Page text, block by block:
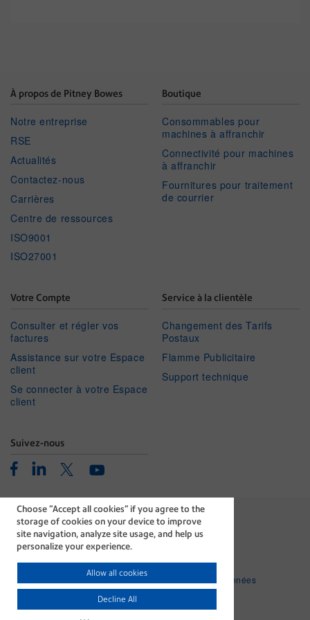
Choose “Accept all cookies" if you agree to the
storage of cookies on your device to improve
site navigation, analyze site usage, and help us
personalize your experience.
Allow all cookies
Decline All
À propos de Pitney Bowes
Notre entreprise
RSE
Actualités
Contactez-nous
Carrières
Centre de ressources
ISO9001
ISO27001
Boutique
Consommables pour
machines à affranchir
Connectivité pour machines
à affranchir
Fournitures pour traitement
de courrier
Votre Compte
Consulter et régler vos
factures
Assistance sur votre Espace
client
Se connecter à votre Espace
client
Service à la clientèle
Changement des Tarifs
Postaux
Flamme Publicitaire
Support technique
Suivez-nous
FacebookLinkedinTwitterYoutube
La technologie qui accompagne
chaque document essentiel.
Protection des données
personnelles
Politique relative aux cookies